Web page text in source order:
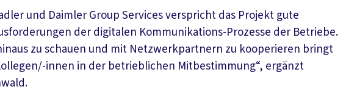
und Daimler Group Services verspricht das Projekt gute
der digitalen Kommunikations-Prozesse der Betriebe.
zu schauen und mit Netzwerkpartnern zu kooperieren bringt
innen in der betrieblichen Mitbestimmung“, ergänzt